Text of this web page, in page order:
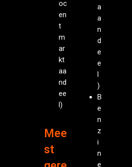
oc
en
t
m
ar
kt
aa
nd
ee
l)
Mee
st
a
a
n
d
e
e
l
)
B
e
n
z
i
n
e